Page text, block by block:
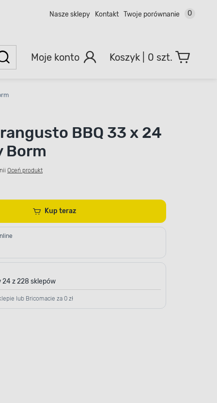
Nasze sklepy Kontakt Twoje porównanie 0
Moje konto 0 szt.
BBQ 33 x 24
Borm
Oceń produkt
Kup teraz
24 z 228 sklepów
lub Bricomacie za 0 zł